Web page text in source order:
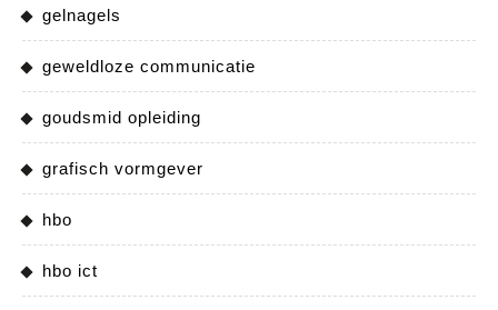
gelnagels
geweldloze communicatie
goudsmid opleiding
grafisch vormgever
hbo
hbo ict